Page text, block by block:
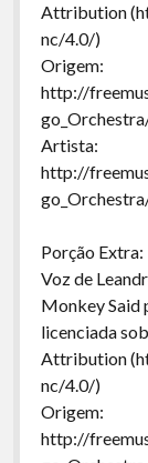
Attribution
nc/4.0/)
Origem:
http://
Artista:
http://
Porção Extra:
Voz de
Monkey Said
licenciada
Attribution
nc/4.0/)
Origem:
http://